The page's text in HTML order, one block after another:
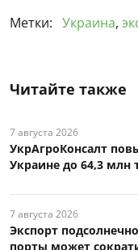
Метки: Украина,
Читайте также
7 августа 2026
УкрАгроКонсалт
Украине до 64,3 млн
7 августа 2026
Экспорт
порты может